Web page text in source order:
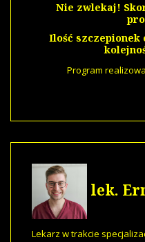
Nie zwlekaj!
Ilość szczepionek
Program
lek.
Lekarz w trakcie